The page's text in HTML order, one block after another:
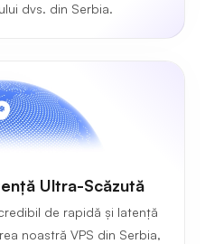
dvs. din Serbia.
Ultra-Scăzută
de rapidă și latență
noastră VPS din Serbia,